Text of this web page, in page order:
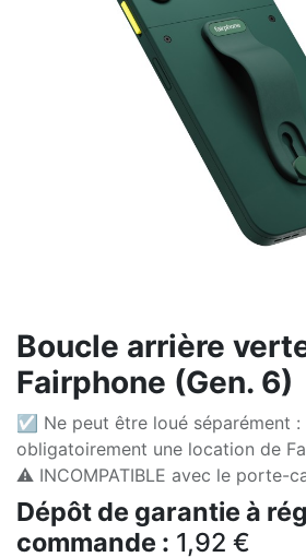
Boucle arrière
Fairphone (Gen. 6)
☑ Ne peut être loué séparément :
obligatoirement une location de
⚠️ INCOMPATIBLE avec le porte-
Dépôt de garantie à
commande : 1,92 €